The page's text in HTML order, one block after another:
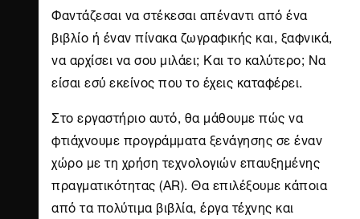
Φαντάζεσαι να στέκεσαι απέναντι από ένα
βιβλίο ή έναν πίνακα ζωγραφικής και, ξαφνικά,
να αρχίσει να σου μιλάει; Και το καλύτερο; Να
είσαι εσύ εκείνος που το έχεις καταφέρει.
Στο εργαστήριο αυτό, θα μάθουμε πώς να
φτιάχνουμε προγράμματα ξενάγησης σε έναν
χώρο με τη χρήση τεχνολογιών επαυξημένης
πραγματικότητας (AR). Θα επιλέξουμε κάποια
από τα πολύτιμα βιβλία, έργα τέχνης και